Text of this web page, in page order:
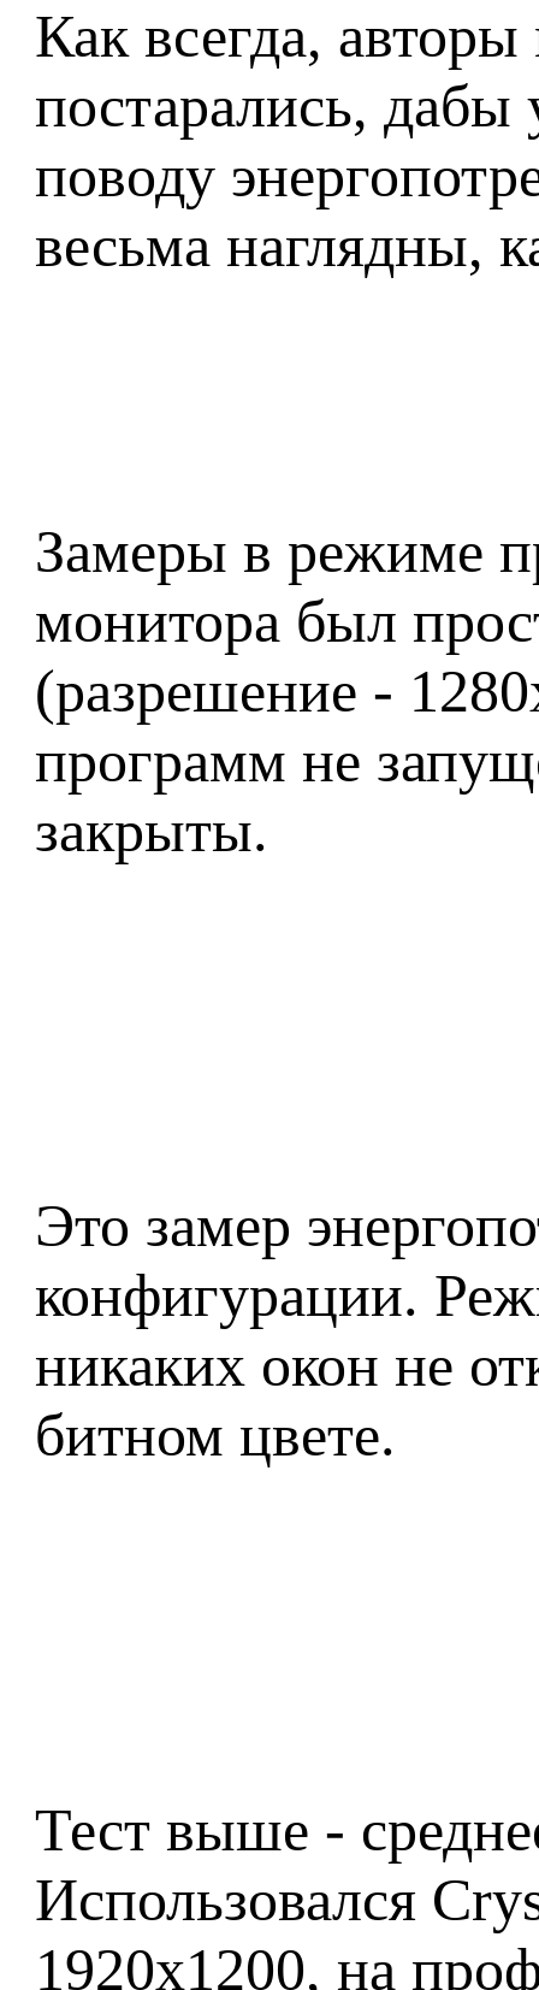
Как всегда,
постарались, дабы
поводу
весьма наглядны,
Замеры в режиме
монитора был
(разрешение -
программ не
закрыты.
Это замер
конфигурации.
никаких окон не
битном цвете.
Тест выше -
Использовался
1920x1200, на